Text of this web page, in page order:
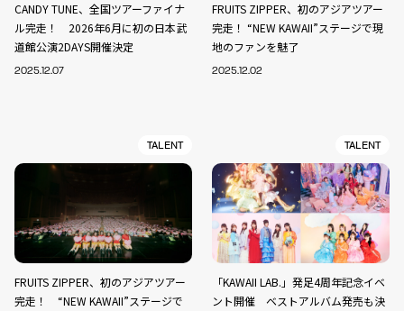
CANDY TUNE、全国ツアーファイナ
ル完走！ 2026年6月に初の日本武
道館公演2DAYS開催決定
2025.12.07
FRUITS ZIPPER、初のアジアツアー
完走！ “NEW KAWAII”ステージで現
地のファンを魅了
2025.12.02
TALENT
FRUITS ZIPPER、初のアジアツアー
完走！ “NEW KAWAII”ステージで
TALENT
「KAWAII LAB.」発足4周年記念イベ
ント開催 ベストアルバム発売も決